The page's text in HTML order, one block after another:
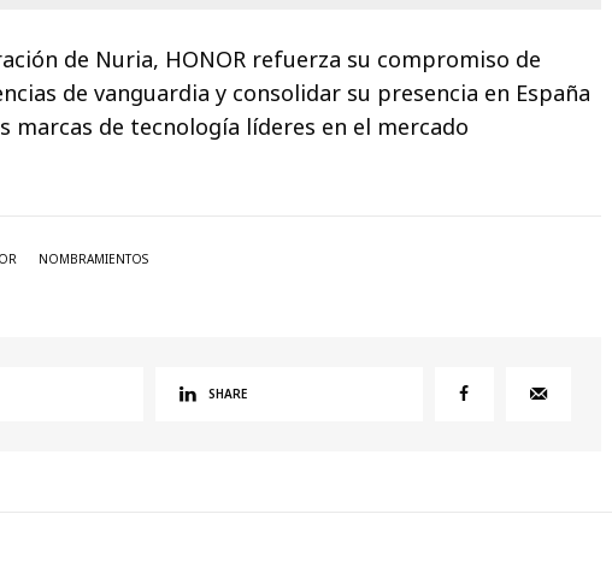
de Nuria, HONOR refuerza su compromiso de
de vanguardia y consolidar su presencia en España
marcas de tecnología líderes en el mercado
NOMBRAMIENTOS
SHARE